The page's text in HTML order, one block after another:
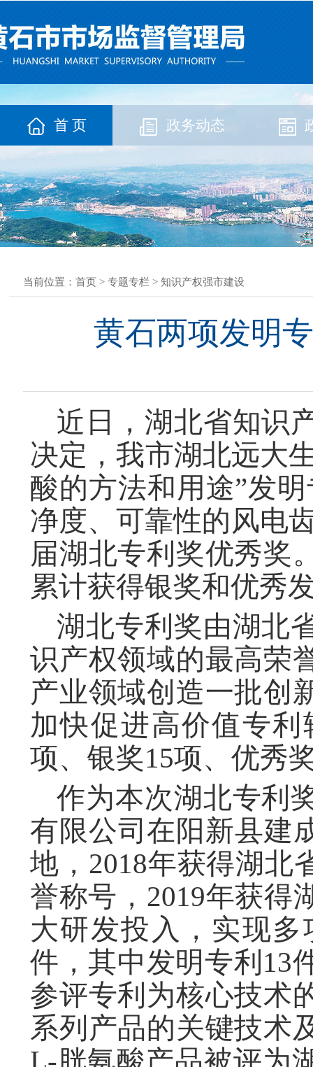
首 页 政务动态
当前位置： 首页 > 专题专栏 > 知识产权强市建设
黄石两项发明
近日，湖北省知识
决定，我市湖北远大
酸的方法和用途”发
净度、可靠性的风电
届湖北专利奖优秀奖
累计获得银奖和优秀
湖北专利奖由湖北
识产权领域的最高荣
产业领域创造一批创
加快促进高价值专
项、银奖15项、优秀
作为本次湖北专利
有限公司在阳新县建
地，2018年获得湖北
誉称号，2019年获得
大研发投入，实现
件，其中发明专利13
参评专利为核心技术
系列产品的关键技术